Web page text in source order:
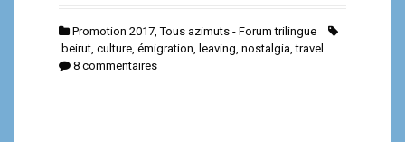
Promotion 2017 ,Tous azimuts - Forum trilingue
beirut culture émigration leaving nostalgia ,travel
8 commentaires